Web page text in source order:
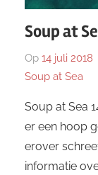
Soup at
Op14 juli 2018
Soup at Sea
Soup at Sea
er een hoop
erover
informatie